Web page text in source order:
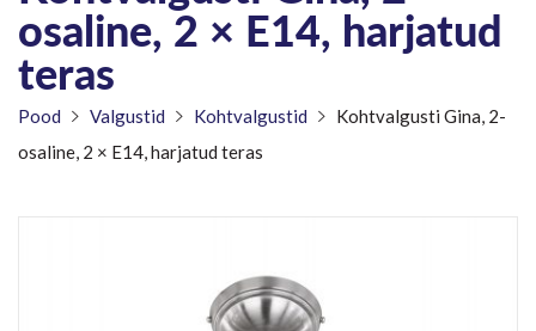
osaline, 2 × E14, harjatud
teras
Pood Valgustid Kohtvalgustid
Kohtvalgusti Gina, 2-
osaline, 2 × E14, harjatud teras